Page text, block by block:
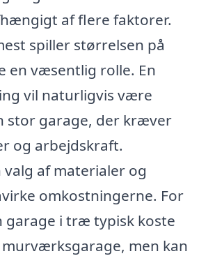
af flere faktorer.
spiller størrelsen på
en væsentlig rolle. En
vil naturligvis være
stor garage, der kræver
og arbejdskraft.
af materialer og
omkostningerne. For
garage i træ typisk koste
men kan